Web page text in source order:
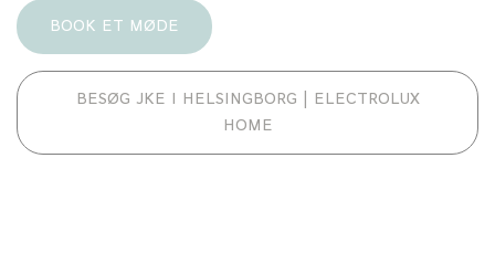
BOOK ET MØDE
BESØG JKE I HELSINGBORG | ELECTROLUX
HOME